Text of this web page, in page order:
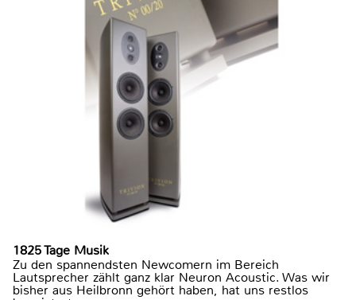
1825 Tage Musik
Zu den spannendsten Newcomern im Bereich
Lautsprecher zählt ganz klar Neuron Acoustic. Was wir
bisher aus Heilbronn gehört haben, hat uns restlos